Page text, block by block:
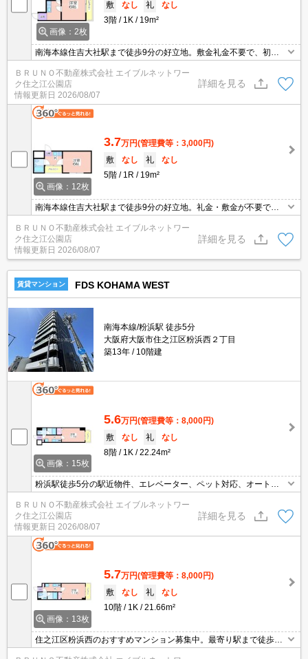
画像：2枚
敷
なし 礼
なし
3階
1K 19m²
南海本線住吉大社駅まで徒歩9分の好立地。敷金礼金不要で、初期
費用を抑えて新生活を始められます。フローリングとエアコン付き
で、快適な一人暮らしに。
ＢＲＵＮＯ不動産株式会社 エイブルネットワー
ク住之江公園店
情報更新日 2026/08/07
詳細を見る
画像：12枚
3.7万円(管理費等：3,000円)
敷
なし 礼
なし
5階
1R 19m²
南海本線住吉大社駅まで徒歩9分の好立地。礼金・敷金が不要で初
期費用を抑えられます。フローリングとエアコンが設置され、快適
な一人暮らしを始められます。築年数はありますが、しっかりとし
た鉄骨構造です。
ＢＲＵＮＯ不動産株式会社 エイブルネットワー
ク住之江公園店
情報更新日 2026/08/07
詳細を見る
賃貸マンション FDS KOHAMA WEST
南海本線/粉浜駅 徒歩5分
大阪府大阪市住之江区粉浜西２丁目
築13年
10階建
画像：15枚
5.6万円(管理費等：8,000円)
敷
なし 礼
なし
8階
1K 22.24m²
粉浜駅徒歩5分の駅近物件、エレベーター、ペット対応、オートロ
ＢＲＵＮＯ不動産株式会社 エイブルネットワー
ク住之江公園店
情報更新日 2026/08/07
詳細を見る
画像：13枚
5.7万円(管理費等：8,000円)
敷
なし 礼
なし
10階
1K 21.66m²
住之江区粉浜西のおすすめマンション募集中。最寄り駅まで徒歩５
分以内。温水洗浄便座ほか充実の室内設備。ペット飼養可。インタ